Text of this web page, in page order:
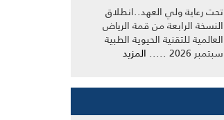
تحت رعاية ولي العهد..انطلاق
النسخة الرابعة من قمة الرياض
العالمية للتقنية الحيوية الطبية
سبتمبر 2026 .....
المزيد